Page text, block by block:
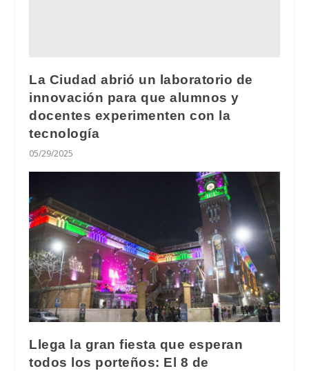
La Ciudad abrió un laboratorio de
innovación para que alumnos y
docentes experimenten con la
tecnología
05/29/2025
Llega la gran fiesta que esperan
todos los porteños: El 8 de